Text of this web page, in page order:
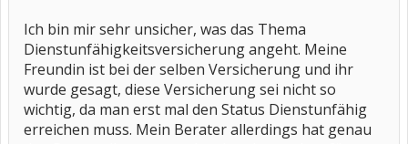
Ich bin mir sehr unsicher, was das Thema
Dienstunfähigkeitsversicherung angeht. Meine
Freundin ist bei der selben Versicherung und ihr
wurde gesagt, diese Versicherung sei nicht so
wichtig, da man erst mal den Status Dienstunfähig
erreichen muss. Mein Berater allerdings hat genau